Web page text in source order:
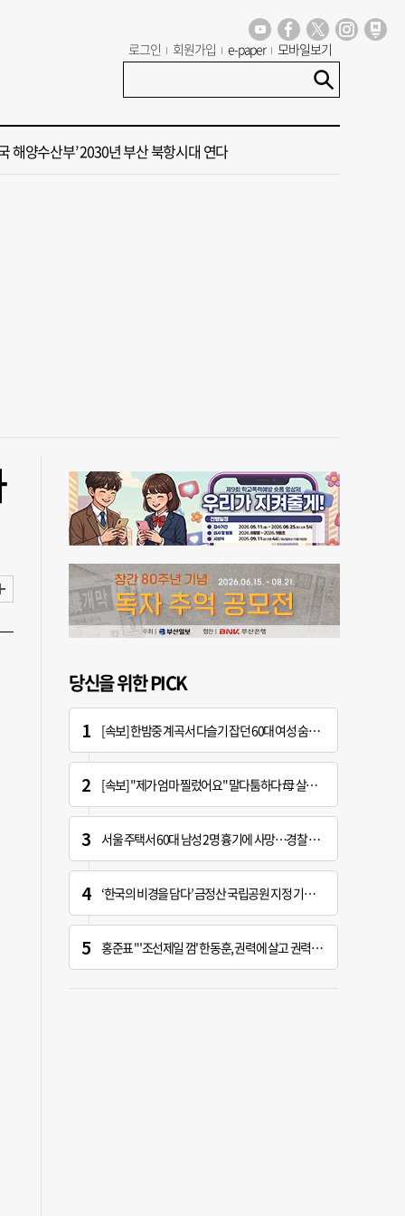
로그인 회원가입 e-paper 모바일보기
15호 태풍 '찬홈' 북상 중…일본 관통 후 우리나라에 단비 선물
국 해양수산부’ 2030년 부산 북항시대 연다
계류 모든 선박 영업정지”… 재개발 속도전
당신을 위한 PICK
[속보] 한밤중 계곡서 다슬기 잡던 60대 여성 숨진 채 발견
[속보] "제가 엄마 찔렀어요" 말다툼하다 母 살해한 10대 아들, 법원 출석
서울 주택서 60대 남성 2명 흉기에 사망…경찰 수사 중
‘한국의 비경을 담다’ 금정산 국립공원 지정 기념 전시회
홍준표 "'조선제일 껌' 한동훈, 권력에 살고 권력에 죽어…검찰 문 닫게 한 원흉"